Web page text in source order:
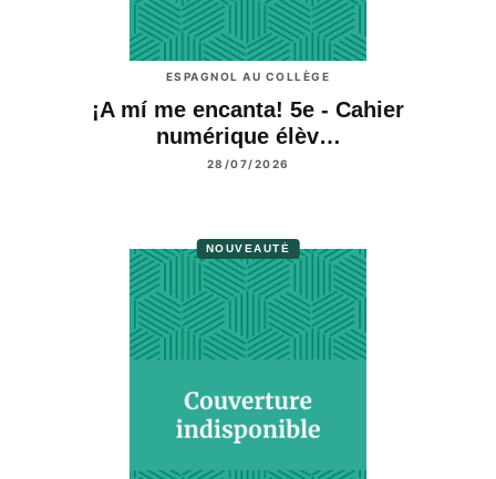
ESPAGNOL AU COLLÈGE
¡A mí me encanta! 5e - Cahier
numérique élèv…
28/07/2026
NOUVEAUTÉ